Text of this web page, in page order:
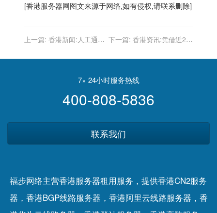
[香港服务器网图文来源于网络,如有侵权,请联系删除]
上一篇: 香港新闻:人工通脹
陸 投資市場崩潰｜林子傑
下一篇: 香港资讯:凭借近2亿
果的可能性有多大？
7× 24小时服务热线
400-808-5836
联系我们
福步网络主营香港服务器租用服务，提供香港CN2服务
器，香港BGP线路服务器，香港阿里云线路服务器，香